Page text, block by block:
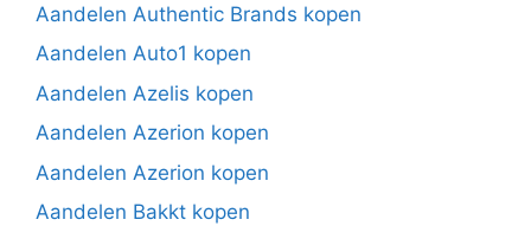
Aandelen Authentic Brands kopen
Aandelen Auto1 kopen
Aandelen Azelis kopen
Aandelen Azerion kopen
Aandelen Azerion kopen
Aandelen Bakkt kopen